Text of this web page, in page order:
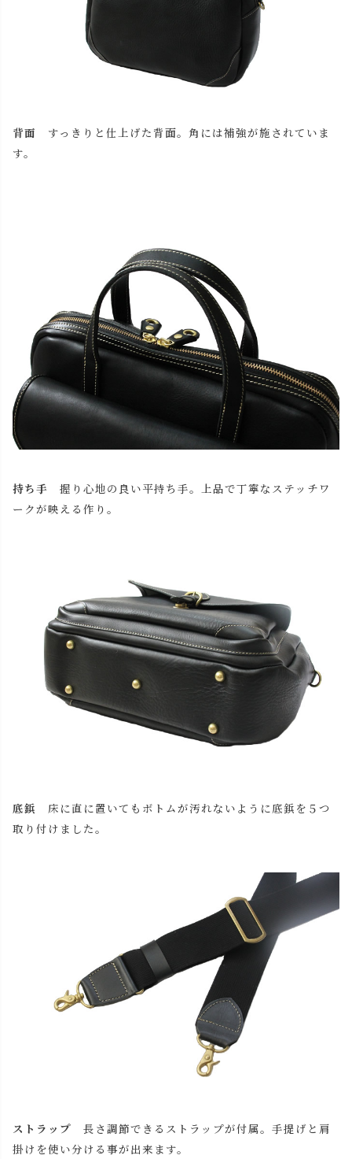
close
須
名入れ文字はご購入手続きの途中に出てくる「通信欄」に
ご記入ください。
レッド
背面 すっきりと仕上げた背面。角には補強が施されていま
す。
持ち手 握り心地の良い平持ち手。上品で丁寧なステッチワ
ークが映える作り。
底鋲 床に直に置いてもボトムが汚れないように底鋲を５つ
取り付けました。
ストラップ 長さ調節できるストラップが付属。手提げと肩
掛けを使い分ける事が出来ます。